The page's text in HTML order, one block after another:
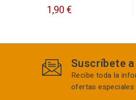
1,90 €
Suscríbete
Recibe toda la
ofertas especiales